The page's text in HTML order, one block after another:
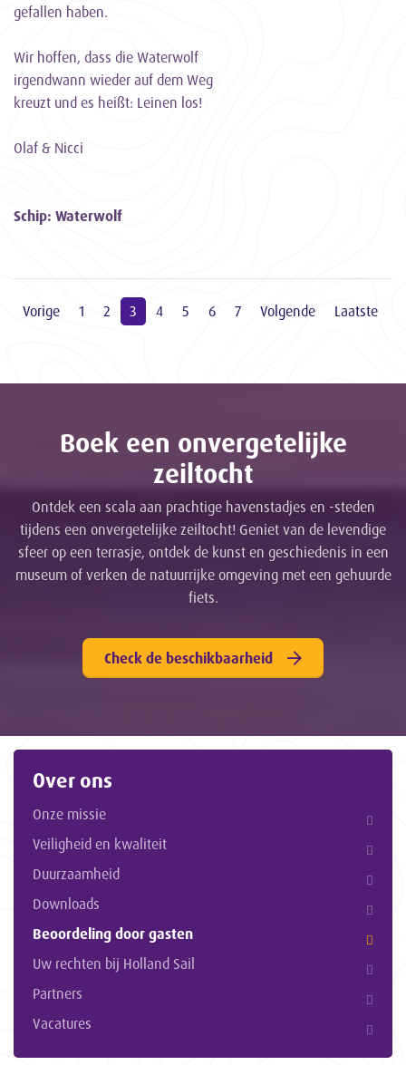
gefallen haben.
Wir hoffen, dass die Waterwolf
irgendwann wieder auf dem Weg
kreuzt und es heißt: Leinen los!
Olaf & Nicci
Schip: Waterwolf
Vorige 1 2 3 4 5 6 7 Volgende Laatste
Boek een onvergetelijke
zeiltocht
Ontdek een scala aan prachtige havenstadjes en -steden
tijdens een onvergetelijke zeiltocht! Geniet van de levendige
sfeer op een terrasje, ontdek de kunst en geschiedenis in een
museum of verken de natuurrijke omgeving met een gehuurde
fiets.
Check de beschikbaarheid
Over ons
Onze missie
Veiligheid en kwaliteit
Duurzaamheid
Downloads
Beoordeling door gasten
Uw rechten bij Holland Sail
Partners
Vacatures